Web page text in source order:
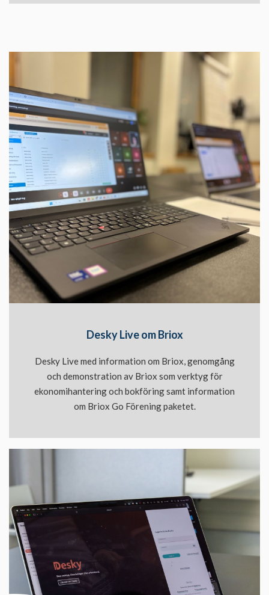
Desky Live om Briox
Desky Live med information om Briox, genomgång
och demonstration av Briox som verktyg för
ekonomihantering och bokföring samt information
om Briox Go Förening paketet.